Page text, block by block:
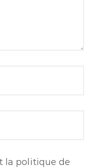
la politique de